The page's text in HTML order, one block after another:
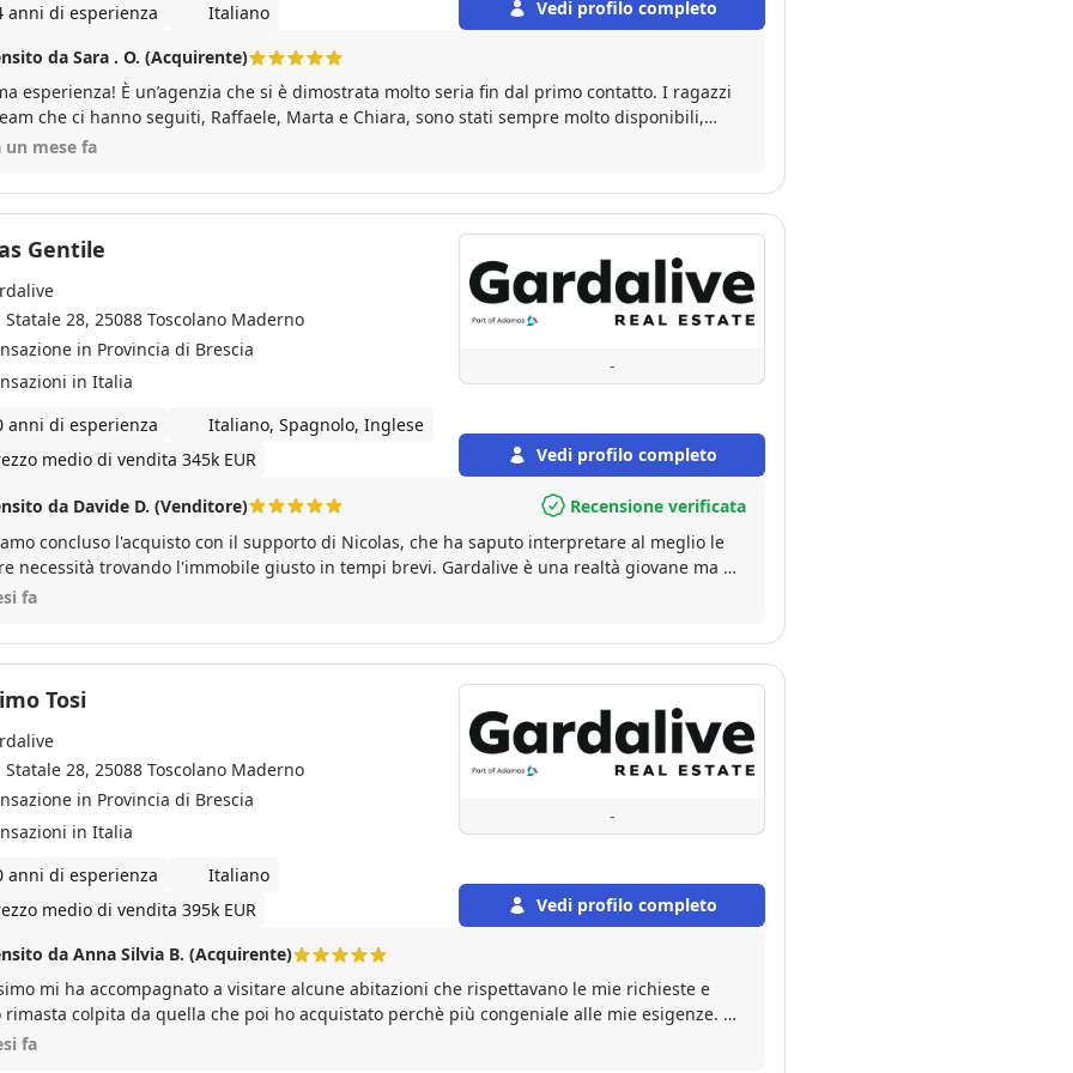
anni di esperienza
Italiano Vedi profilo completo
da Sara . O. (Acquirente)
esperienza! È un’agenzia che si è dimostrata molto seria fin dal primo contatto. I ragazzi
che ci hanno seguiti, Raffaele, Marta e Chiara, sono stati sempre molto disponibili,
e competenti durante tutto il percorso che ci ha portato ad acquistare la nostra casa. La
un mese fa
Gentile
Statale 28, 25088 Toscolano Maderno
in Provincia di Brescia
in Italia
anni di esperienza
Italiano, Spagnolo, Inglese
medio di vendita 345k EUR
-
Vedi profilo completo
da Davide D. (Venditore)
Recensione verificata
concluso l'acquisto con il supporto di Nicolas, che ha saputo interpretare al meglio le
necessità trovando l'immobile giusto in tempi brevi. Gardalive è una realtà giovane ma di
spessore tecnico. Siamo davvero soddisfatti !
fa
Tosi
Statale 28, 25088 Toscolano Maderno
in Provincia di Brescia
in Italia
anni di esperienza
Italiano
medio di vendita 395k EUR
-
Vedi profilo completo
da Anna Silvia B. (Acquirente)
mi ha accompagnato a visitare alcune abitazioni che rispettavano le mie richieste e
rimasta colpita da quella che poi ho acquistato perchè più congeniale alle mie esigenze. Mi
con attenzione e pazienza, non mi ha fatto perdere tempo e ha sempre risposto ad
fa